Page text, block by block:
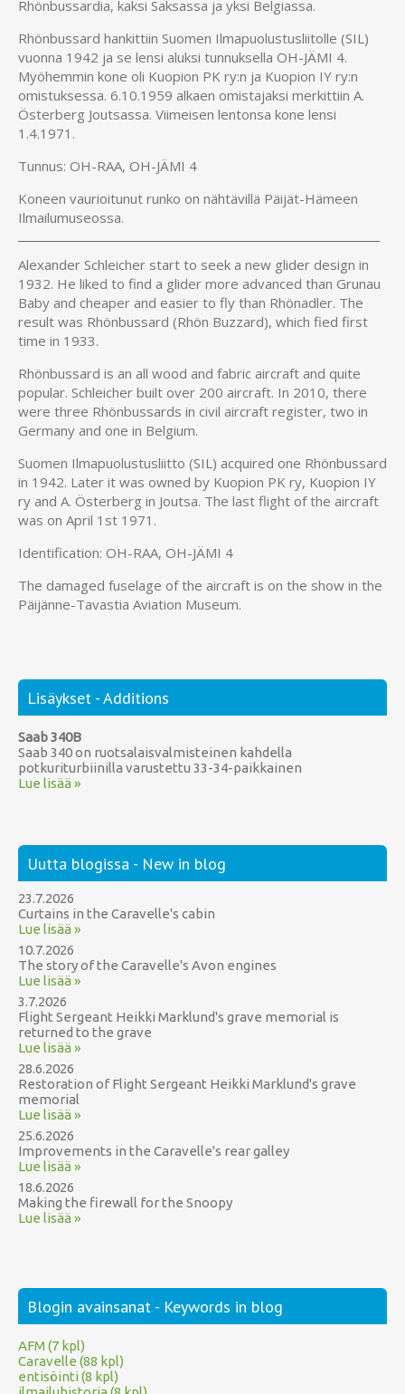
Rhönbussardia, kaksi Saksassa ja yksi Belgiassa.
Rhönbussard hankittiin Suomen Ilmapuolustusliitolle (SIL)
vuonna 1942 ja se lensi aluksi tunnuksella OH-JÄMI 4.
Myöhemmin kone oli Kuopion PK ry:n ja Kuopion IY ry:n
omistuksessa. 6.10.1959 alkaen omistajaksi merkittiin A.
Österberg Joutsassa. Viimeisen lentonsa kone lensi
1.4.1971.
Tunnus: OH-RAA, OH-JÄMI 4
Koneen vaurioitunut runko on nähtävillä Päijät-Hämeen
Ilmailumuseossa.
Alexander Schleicher start to seek a new glider design in
1932. He liked to find a glider more advanced than Grunau
Baby and cheaper and easier to fly than Rhönadler. The
result was Rhönbussard (Rhön Buzzard), which fied first
time in 1933.
Rhönbussard is an all wood and fabric aircraft and quite
popular. Schleicher built over 200 aircraft. In 2010, there
were three Rhönbussards in civil aircraft register, two in
Germany and one in Belgium.
Suomen Ilmapuolustusliitto (SIL) acquired one Rhönbussard
in 1942. Later it was owned by Kuopion PK ry, Kuopion IY
ry and A. Österberg in Joutsa. The last flight of the aircraft
was on April 1st 1971.
Identification: OH-RAA, OH-JÄMI 4
The damaged fuselage of the aircraft is on the show in the
Päijänne-Tavastia Aviation Museum.
Lisäykset - Additions
Saab 340B
Saab 340 on ruotsalaisvalmisteinen kahdella
potkuriturbiinilla varustettu 33-34-paikkainen
Lue lisää »
Uutta blogissa - New in blog
23.7.2026
Curtains in the Caravelle's cabin
Lue lisää »
10.7.2026
The story of the Caravelle's Avon engines
Lue lisää »
3.7.2026
Flight Sergeant Heikki Marklund's grave memorial is
returned to the grave
Lue lisää »
28.6.2026
Restoration of Flight Sergeant Heikki Marklund's grave
memorial
Lue lisää »
25.6.2026
Improvements in the Caravelle's rear galley
Lue lisää »
18.6.2026
Making the firewall for the Snoopy
Lue lisää »
Blogin avainsanat - Keywords in blog
AFM (7 kpl)
Caravelle (88 kpl)
entisöinti (8 kpl)